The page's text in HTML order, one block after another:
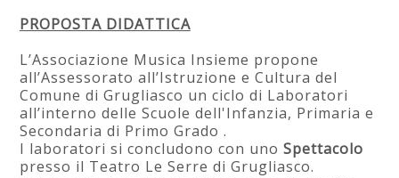
PROPOSTA DIDATTICA
L’Associazione Musica Insieme propone
all’Assessorato all’Istruzione e Cultura del
Comune di Grugliasco un ciclo di Laboratori
all’interno delle Scuole dell'Infanzia, Primaria e
Secondaria di Primo Grado .
I laboratori si concludono con uno Spettacolo
presso il Teatro Le Serre di Grugliasco.